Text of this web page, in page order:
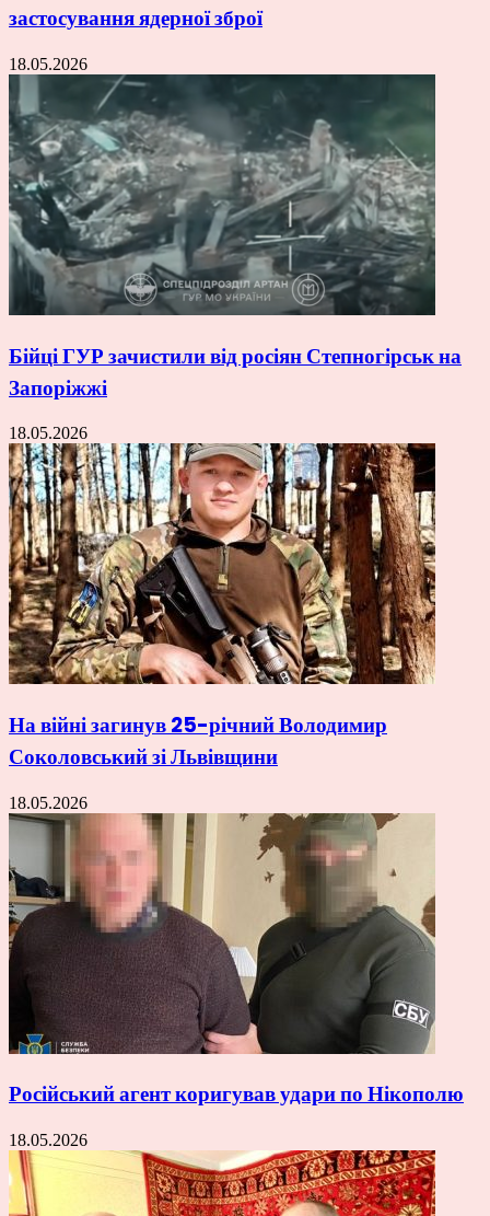
застосування ядерної зброї
18.05.2026
Бійці ГУР зачистили від росіян Степногірськ на
Запоріжжі
18.05.2026
На війні загинув 25-річний Володимир
Соколовський зі Львівщини
18.05.2026
Російський агент коригував удари по Нікополю
18.05.2026